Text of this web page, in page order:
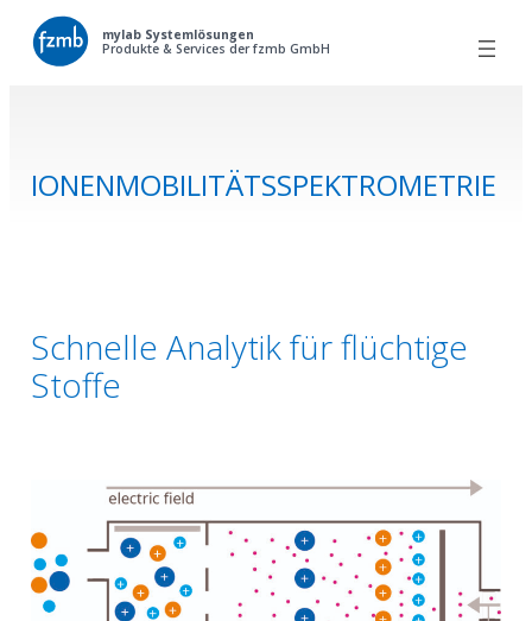
Zum
Inhalt
mylab Systemlösungen
Produkte & Services der fzmb GmbH
IONENMOBILITÄTSSPEKTROMETRIE
Schnelle Analytik für flüchtige
Stoffe